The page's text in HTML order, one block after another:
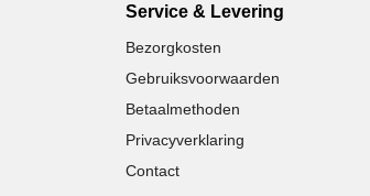
Service & Levering
Bezorgkosten
Gebruiksvoorwaarden
Betaalmethoden
Privacyverklaring
Contact